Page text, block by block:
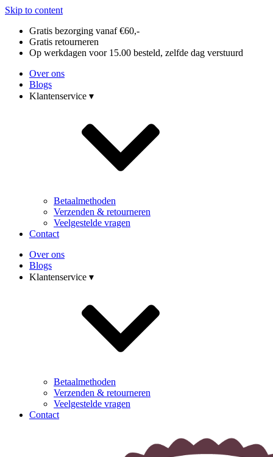
Skip to content
Gratis bezorging vanaf €60,-
Gratis retourneren
Op werkdagen voor 15.00 besteld, zelfde dag verstuurd
Over ons
Blogs
Klantenservice ▾
Betaalmethoden
Verzenden & retourneren
Veelgestelde vragen
Contact
Over ons
Blogs
Klantenservice ▾
Betaalmethoden
Verzenden & retourneren
Veelgestelde vragen
Contact